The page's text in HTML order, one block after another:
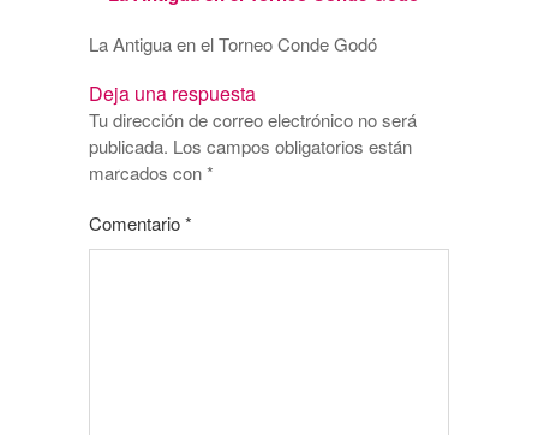
La Antigua en el Torneo Conde Godó
Deja una respuesta
Tu dirección de correo electrónico no será
publicada. Los campos obligatorios están
marcados con*
Comentario*